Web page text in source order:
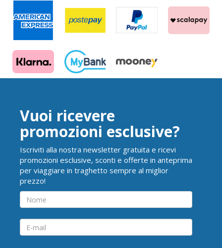
Vuoi ricevere
promozioni esclusive?
Iscriviti alla nostra newsletter gratuita e ricevi
promozioni esclusive, sconti e offerte in anteprima
per viaggiare in traghetto sempre al miglior
prezzo!